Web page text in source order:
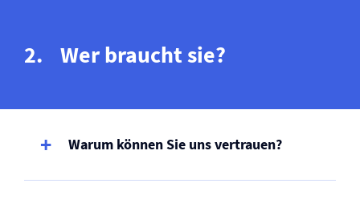
Wer braucht sie?
Warum können Sie uns vertrauen?